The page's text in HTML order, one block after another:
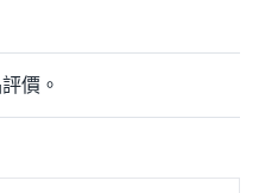
價。